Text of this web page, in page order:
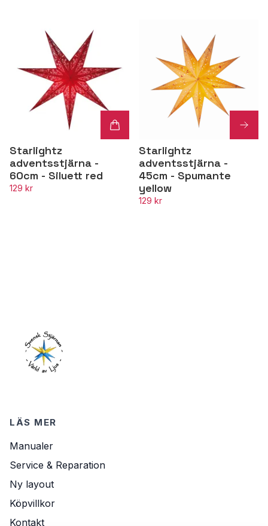
Starlightz
adventsstjärna -
60cm - Siluett red
129 kr
Starlightz
adventsstjärna -
45cm - Spumante
yellow
129 kr
LÄS MER
Manualer
Service & Reparation
Ny layout
Köpvillkor
Kontakt